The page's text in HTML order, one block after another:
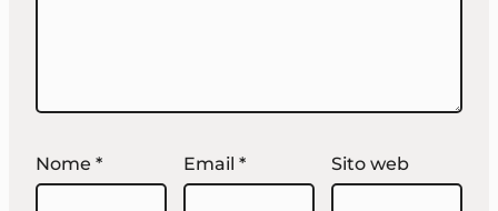
Nome * Email * Sito web